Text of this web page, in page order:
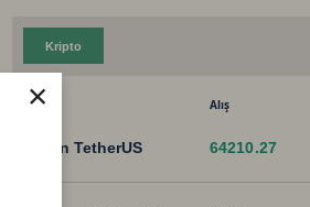
×
Kripto
Alış
Bitcoin TetherUS 64210.27